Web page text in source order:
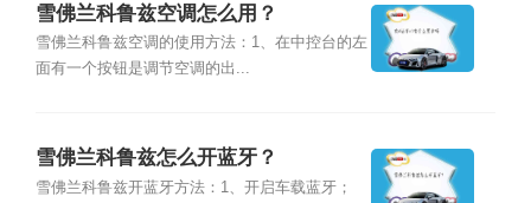
雪佛兰科鲁兹空调怎么用？
雪佛兰科鲁兹空调的使用方法：1、在中控台的左
面有一个按钮是调节空调的出...
雪佛兰科鲁兹怎么开蓝牙？
雪佛兰科鲁兹开蓝牙方法：1、开启车载蓝牙；